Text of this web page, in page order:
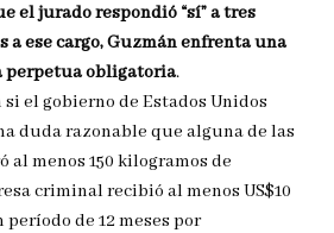
el jurado respondió “sí” a tres
a ese cargo, Guzmán enfrenta una
perpetua obligatoria.
el gobierno de Estados Unidos
duda razonable que alguna de las
menos 150 kilogramos de
criminal recibió al menos US$10
de 12 meses por